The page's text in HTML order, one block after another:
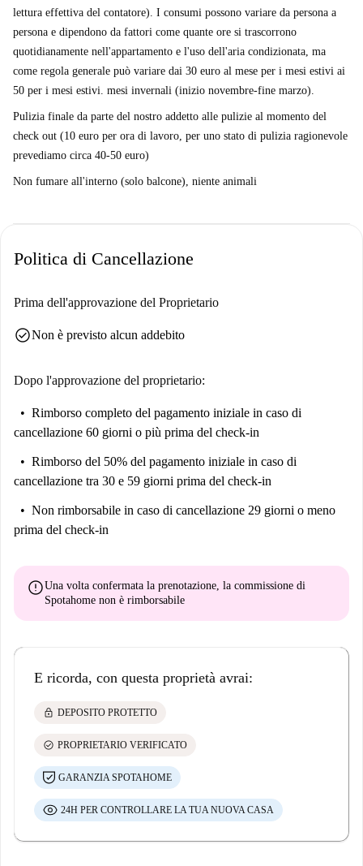
lettura effettiva del contatore). I consumi possono variare da persona a
persona e dipendono da fattori come quante ore si trascorrono
quotidianamente nell'appartamento e l'uso dell'aria condizionata, ma
come regola generale può variare dai 30 euro al mese per i mesi estivi ai
50 per i mesi estivi. mesi invernali (inizio novembre-fine marzo).
Pulizia finale da parte del nostro addetto alle pulizie al momento del
check out (10 euro per ora di lavoro, per uno stato di pulizia ragionevole
prevediamo circa 40-50 euro)
Non fumare all'interno (solo balcone), niente animali
Politica di Cancellazione
Prima dell'approvazione del Proprietario
check_circleNon è previsto alcun addebito
Dopo l'approvazione del proprietario:
Rimborso completo del pagamento iniziale in caso di
cancellazione 60 giorni o più prima del check-in
Rimborso del 50% del pagamento iniziale in caso di
cancellazione tra 30 e 59 giorni prima del check-in
Non rimborsabile in caso di cancellazione 29 giorni o meno
prima del check-in
errorUna volta confermata la prenotazione, la commissione di
Spotahome non è rimborsabile
E ricorda, con questa proprietà avrai:
lock DEPOSITO PROTETTO
check_circle PROPRIETARIO VERIFICATO
GARANZIA SPOTAHOME
24H PER CONTROLLARE LA TUA NUOVA CASA